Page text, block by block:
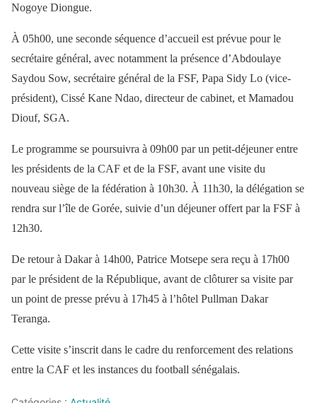
Nogoye Diongue.
À 05h00, une seconde séquence d’accueil est prévue pour le
secrétaire général, avec notamment la présence d’Abdoulaye
Saydou Sow, secrétaire général de la FSF, Papa Sidy Lo (vice-
président), Cissé Kane Ndao, directeur de cabinet, et Mamadou
Diouf, SGA.
Le programme se poursuivra à 09h00 par un petit-déjeuner entre
les présidents de la CAF et de la FSF, avant une visite du
nouveau siège de la fédération à 10h30. À 11h30, la délégation se
rendra sur l’île de Gorée, suivie d’un déjeuner offert par la FSF à
12h30.
De retour à Dakar à 14h00, Patrice Motsepe sera reçu à 17h00
par le président de la République, avant de clôturer sa visite par
un point de presse prévu à 17h45 à l’hôtel Pullman Dakar
Teranga.
Cette visite s’inscrit dans le cadre du renforcement des relations
entre la CAF et les instances du football sénégalais.